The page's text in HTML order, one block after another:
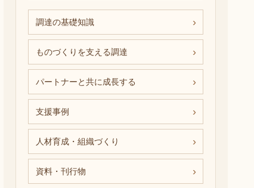
調達の基礎知識
ものづくりを支える調達
パートナーと共に成長する
支援事例
人材育成・組織づくり
資料・刊行物